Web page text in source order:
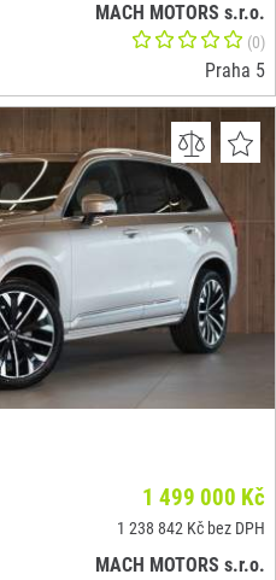
MACH MOTORS s.r.o.
(0)
Praha 5
1 499 000 Kč
1 238 842 Kč bez DPH
MACH MOTORS s.r.o.